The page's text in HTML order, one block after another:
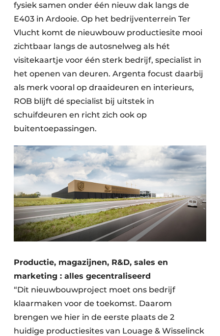
fysiek samen onder één nieuw dak langs de
E403 in Ardooie. Op het bedrijventerrein Ter
Vlucht komt de nieuwbouw productiesite mooi
zichtbaar langs de autosnelweg als hét
visitekaartje voor één sterk bedrijf, specialist in
het openen van deuren. Argenta focust daarbij
als merk vooral op draaideuren en interieurs,
ROB blijft dé specialist bij uitstek in
schuifdeuren en richt zich ook op
buitentoepassingen.
Productie, magazijnen, R&D, sales en
marketing : alles gecentraliseerd
“Dit nieuwbouwproject moet ons bedrijf
klaarmaken voor de toekomst. Daarom
brengen we hier in de eerste plaats de 2
huidige productiesites van Louage & Wisselinck